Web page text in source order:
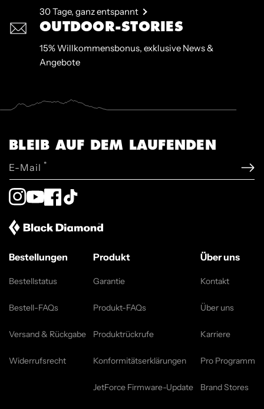
30 Tage, ganz entspannt
OUTDOOR-STORIES
15% Willkommensbonus, exklusive News &
Angebote
BLEIB AUF DEM LAUFENDEN
E-Mail *
Instagram
YouTubeFacebook
TikTok
Bestellungen
Bestellstatus
Bestell-FAQs
Versand & Rückgabe
Widerrufsrecht
Produkt
Garantie
Produkt-FAQs
Produktrückrufe
Konformitätserklärungen
JetForce Firmware-Update
Über uns
Kontakt
Über uns
Karriere
Pro Programm
Brand Stores